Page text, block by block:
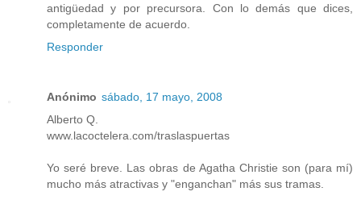
antigüedad y por precursora. Con lo demás que dices,
completamente de acuerdo.
Responder
Anónimo sábado, 17 mayo, 2008
Alberto Q.
www.lacoctelera.com/traslaspuertas
Yo seré breve. Las obras de Agatha Christie son (para mí)
mucho más atractivas y "enganchan" más sus tramas.